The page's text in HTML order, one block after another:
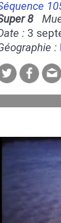
8
: 3
: